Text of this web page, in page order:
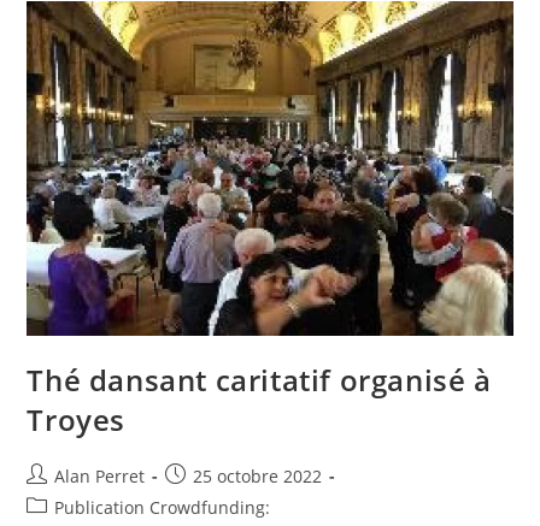
Thé dansant caritatif organisé à
Troyes
Auteur/autrice
de
Alan Perret
Post
published:
25 octobre 2022
PostPublication Crowdfunding: